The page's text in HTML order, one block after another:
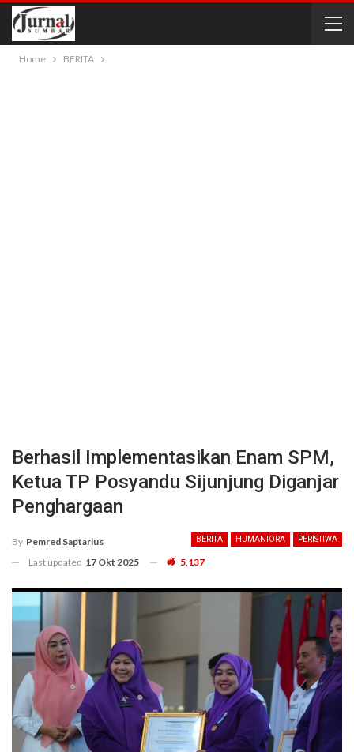
Home BERITA
Berhasil Implementasikan Enam SPM,
Ketua TP Posyandu Sijunjung Diganjar
Penghargaan
BERITA HUMANIORA PERISTIWA
By Pemred Saptarius
Last updated 17 Okt 2025 5,137